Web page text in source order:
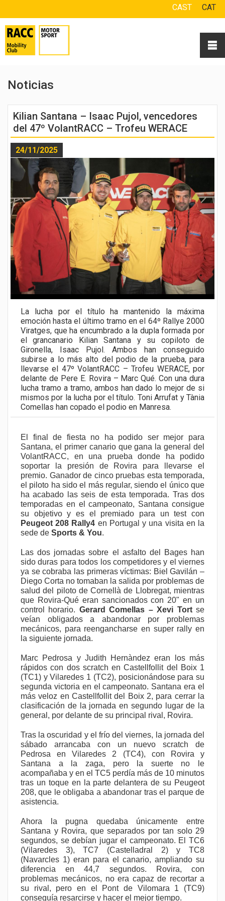
CAST CAT
Noticias
Kilian Santana – Isaac Pujol, vencedores
del 47º VolantRACC – Trofeu WERACE
24/11/2025
La lucha por el título ha mantenido la máxima
emoción hasta el último tramo en el 64º Rallye 2000
Viratges, que ha encumbrado a la dupla formada por
el grancanario Kilian Santana y su copiloto de
Gironella, Isaac Pujol. Ambos han conseguido
subirse a lo más alto del podio de la prueba, para
llevarse el 47º VolantRACC – Trofeu WERACE, por
delante de Pere E. Rovira – Marc Qué. Con una dura
lucha tramo a tramo, ambos han dado lo mejor de si
mismos por la lucha por el título. Toni Arrufat y Tània
Comellas han copado el podio en Manresa.
El final de fiesta no ha podido ser mejor para
Santana, el primer canario que gana la general del
VolantRACC, en una prueba donde ha podido
soportar la presión de Rovira para llevarse el
premio. Ganador de cinco pruebas esta temporada,
el piloto ha sido el más regular, siendo el único que
ha acabado las seis de esta temporada. Tras dos
temporadas en el campeonato, Santana consigue
su objetivo y es el premiado para un test con
Peugeot 208 Rally4 en Portugal y una visita en la
sede de Sports & You.
Las dos jornadas sobre el asfalto del Bages han
sido duras para todos los competidores y el viernes
ya se cobraba las primeras víctimas: Biel Gavilán –
Diego Corta no tomaban la salida por problemas de
salud del piloto de Cornellà de Llobregat, mientras
que Rovira-Qué eran sancionados con 20" en un
control horario. Gerard Comellas – Xevi Tortse
veían obligados a abandonar por problemas
mecánicos, para reengancharse en super rally en
la siguiente jornada.
Marc Pedrosa y Judith Hernàndez eran los más
rápidos con dos scratch en Castellfollit del Boix 1
(TC1) y Vilaredes 1 (TC2), posicionándose para su
segunda victoria en el campeonato. Santana era el
más veloz en Castellfollit del Boix 2, para cerrar la
clasificación de la jornada en segundo lugar de la
general, por delante de su principal rival, Rovira.
Tras la oscuridad y el frío del viernes, la jornada del
sábado arrancaba con un nuevo scratch de
Pedrosa en Vilaredes 2 (TC4), con Rovira y
Santana a la zaga, pero la suerte no le
acompañaba y en el TC5 perdía más de 10 minutos
tras un toque en la parte delantera de su Peugeot
208, que le obligaba a abandonar tras el parque de
asistencia.
Ahora la pugna quedaba únicamente entre
Santana y Rovira, que separados por tan solo 29
segundos, se debían jugar el campeonato. El TC6
(Vilaredes 3), TC7 (Castelladral 2) y TC8
(Navarcles 1) eran para el canario, ampliando su
diferencia en 44,7 segundos. Rovira, con
problemas mecánicos, no era capaz de recortar a
su rival, pero en el Pont de Vilomara 1 (TC9)
conseguía resarcirse y hacer el mejor tiempo.